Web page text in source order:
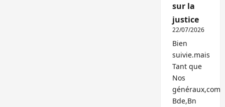
sur la
justice
22/07/2026
Bien
suivie.mais
Tant que
Nos
généraux,com
Bde,Bn